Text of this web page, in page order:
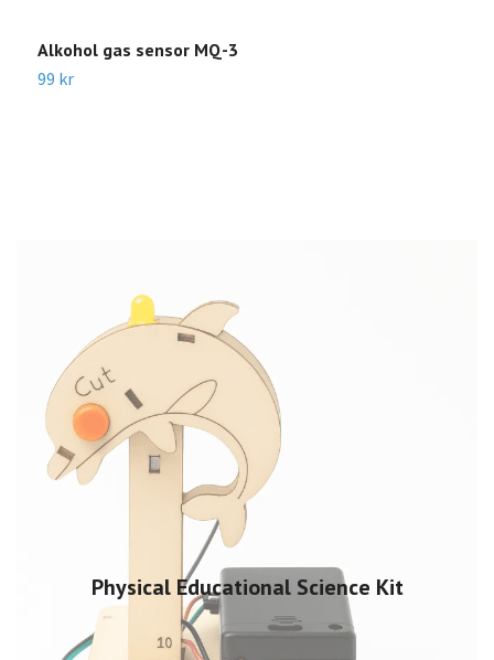
Physical Educational Science Kit
Alkohol gas sensor MQ-3
99 kr